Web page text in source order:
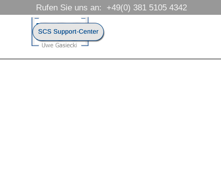
Direkt zum Seiteninhalt
Menü überspringen
Rufen Sie uns an:  +49(0) 381 5105 4342